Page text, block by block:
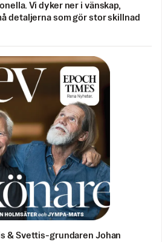
Vi dyker ner i vänskap,
detaljerna som gör stor skillnad
& Svettis-grundaren Johan